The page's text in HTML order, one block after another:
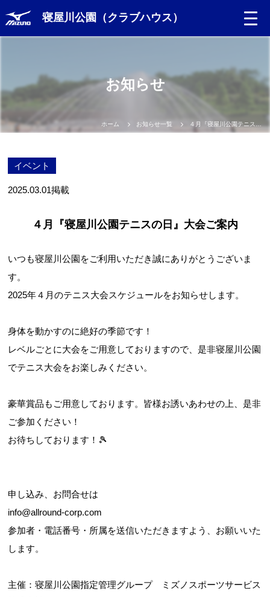
寝屋川公園（クラブハウス）
お知らせ
ホーム お知らせ一覧
イベント
2025.03.01掲載
４月『寝屋川公園テニスの日』大会ご案内
いつも寝屋川公園をご利用いただき誠にありがとうございま
す。
2025年４月のテニス大会スケジュールをお知らせします。
身体を動かすのに絶好の季節です！
レベルごとに大会をご用意しておりますので、是非寝屋川公園
でテニス大会をお楽しみください。
豪華賞品もご用意しております。皆様お誘いあわせの上、是非
ご参加ください！
お待ちしております！🎾
申し込み、お問合せは
info@allround-corp.com
参加者・電話番号・所属を送信いただきますよう、お願いいた
します。
主催：寝屋川公園指定管理グループ ミズノスポーツサービス